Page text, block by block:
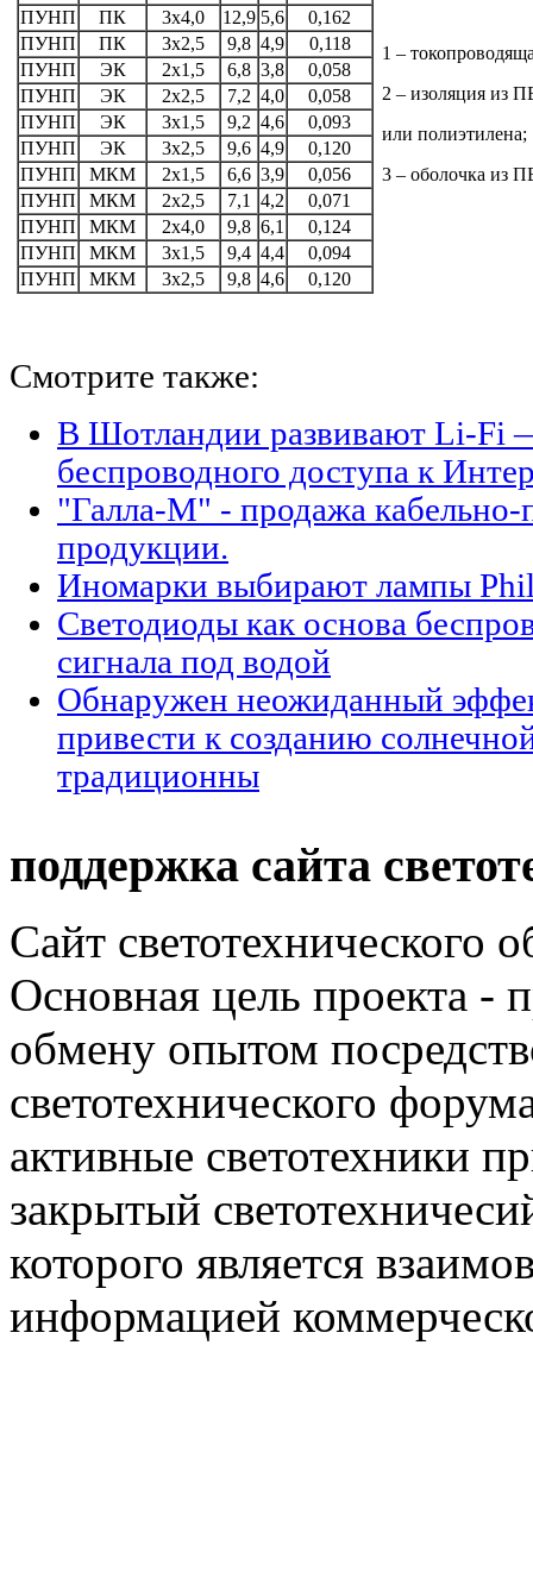
ПУНП
ПК 3х4,0 12,9 5,6
0,162
ПУНП
ПК 3х2,5 9,8 4,9
0,118
ПУНП
ЭК 2х1,5 6,8 3,8
0,058
ПУНП
ЭК 2х2,5 7,2 4,0
0,058
ПУНП
ЭК 3х1,5 9,2 4,6
0,093
ПУНП
ЭК 3х2,5 9,6 4,9
0,120
ПУНП
МКМ 2х1,5 6,6 3,9
0,056
ПУНП
МКМ 2х2,5 7,1 4,2
0,071
ПУНП
МКМ 2х4,0 9,8 6,1
0,124
ПУНП
МКМ 3х1,5 9,4 4,4
0,094
ПУНП
МКМ 3х2,5 9,8 4,6 0,120
1 –
2 – изоляция из
или полиэтилена;
3 – оболочка из
Смотрите также:
В Шотландии развивают Li-Fi
беспроводного доступа к
"Галла-М" - продажа кабельно-
продукции.
Иномарки выбирают лампы
Светодиоды как основа
сигнала под водой
Обнаружен неожиданный
привести к созданию
традиционны
поддержка сайта
Сайт светотехнического
Основная цель проекта -
обмену опытом
светотехнического
активные светотехники
закрытый
которого является
информацией